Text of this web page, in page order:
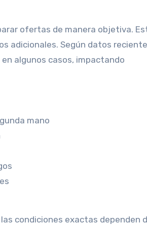
ofertas de manera objetiva.
adicionales. Según datos
algunos casos, impactando
mano
condiciones exactas dependen